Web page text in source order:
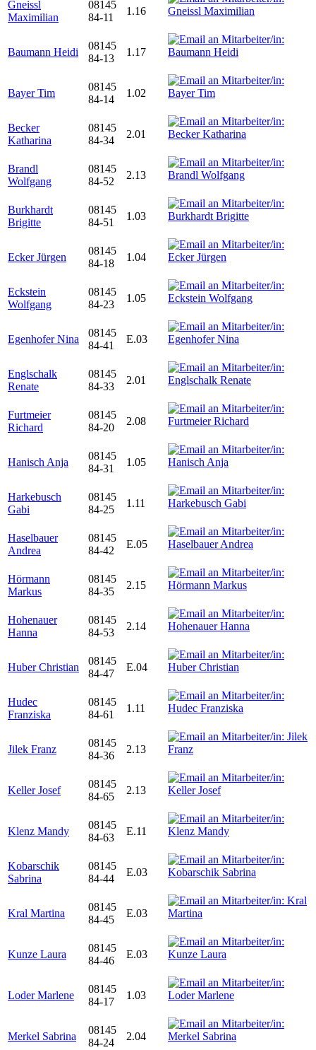
Gneissl
Maximilian
08145
84-11
1.16
Baumann Heidi
08145
84-13
1.17
Bayer Tim
08145
84-14
1.02
Becker
Katharina
08145
84-34
2.01
Brandl
Wolfgang
08145
84-52
2.13
Burkhardt
Brigitte
08145
84-51
1.03
Ecker Jürgen
08145
84-18
1.04
Eckstein
Wolfgang
08145
84-23
1.05
Egenhofer Nina
08145
84-41
E.03
Englschalk
Renate
08145
84-33
2.01
Furtmeier
Richard
08145
84-20
2.08
Hanisch Anja
08145
84-31
1.05
Harkebusch
Gabi
08145
84-25
1.11
Haselbauer
Andrea
08145
84-42
E.05
Hörmann
Markus
08145
84-35
2.15
Hohenauer
Hanna
08145
84-53
2.14
Huber Christian
08145
84-47
E.04
Hudec
Franziska
08145
84-61
1.11
Jilek Franz
08145
84-36
2.13
Keller Josef
08145
84-65
2.13
Klenz Mandy
08145
84-63
E.11
Kobarschik
Sabrina
08145
84-44
E.03
Kral Martina
08145
84-45
E.03
Kunze Laura
08145
84-46
E.03
Loder Marlene
08145
84-17
1.03
Merkel Sabrina
08145
84-24
2.04